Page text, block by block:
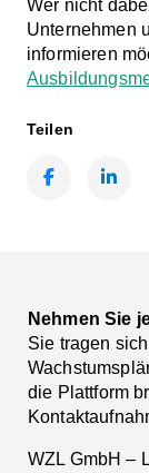
Wer nicht
Unternehmen
informieren
Teilen
Nehmen Sie
Sie tragen
die Plattform
WZL GmbH –